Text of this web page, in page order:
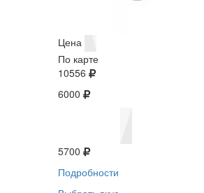
Цена
По карте
10556
6000
5700
Подробности